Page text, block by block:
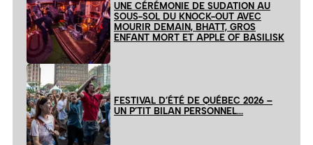
UNE CÉRÉMONIE DE SUDATION AU
SOUS-SOL DU KNOCK-OUT AVEC
MOURIR DEMAIN, BHATT, GROS
ENFANT MORT ET APPLE OF BASILISK
FESTIVAL D’ÉTÉ DE QUÉBEC 2026 –
UN P’TIT BILAN PERSONNEL…